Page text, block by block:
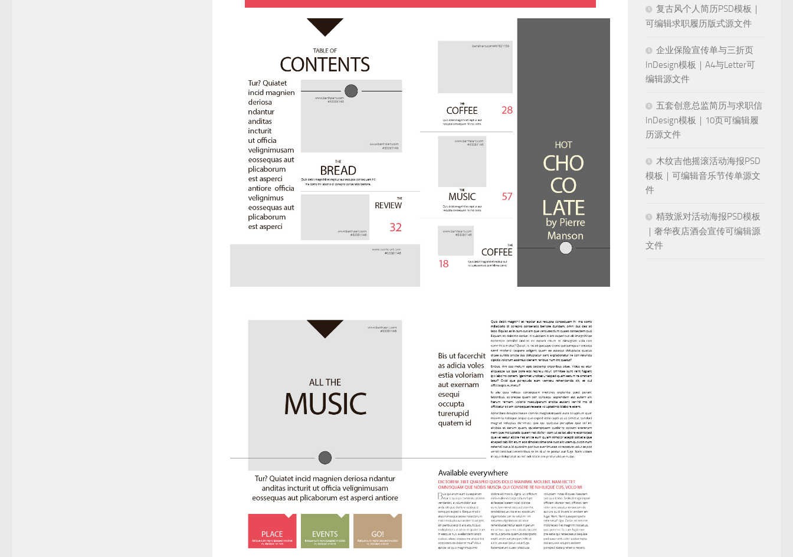
复古风个人简历PSD模板｜
可编辑求职履历版式源文件
企业保险宣传单与三折页
InDesign模板｜A4与Letter可
编辑源文件
五套创意总监简历与求职信
InDesign模板｜10页可编辑履
历源文件
木纹吉他摇滚活动海报PSD
模板｜可编辑音乐节传单源文
件
精致派对活动海报PSD模板
｜奢华夜店酒会宣传可编辑源
文件